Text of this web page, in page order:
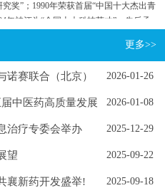
究奖”；1990年荣获首届“中国十大杰出青
年被评为“全国十大科技英才”。先后承
国家行政学院两院院士和专家理论研究
更多>>
赛联合（北京）
2026-01-26
中医药高质量发展
2026-01-08
治疗专委会举办
2025-12-29
望 2025-09-22
襄新药开发盛举! 2025-09-18